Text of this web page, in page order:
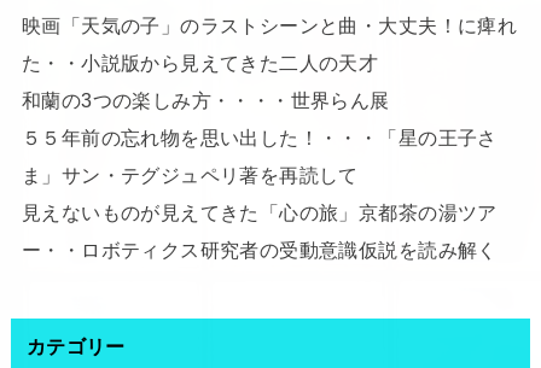
映画「天気の子」のラストシーンと曲・大丈夫！に痺れ
た・・小説版から見えてきた二人の天才
和蘭の3つの楽しみ方・・・・世界らん展
５５年前の忘れ物を思い出した！・・・「星の王子さ
ま」サン・テグジュペリ著を再読して
見えないものが見えてきた「心の旅」京都茶の湯ツア
ー・・ロボティクス研究者の受動意識仮説を読み解く
カテゴリー